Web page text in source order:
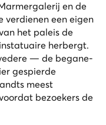
en de
verdienen een eigen
het paleis de
herbergt.
— de begane-
gespierde
meest
bezoekers de